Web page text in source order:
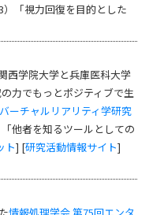
「視力回復を目的とした
西学院大学と兵庫医科大学
力でもっとポジティブで生
バーチャルリアリティ学研究
他者を知るツールとしての
ト] [研究活動情報サイト]
情報処理学会第75回エンタ